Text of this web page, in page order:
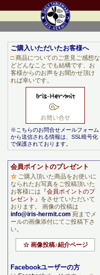
ご購入いただいたお客様へ
□商品についてのご意見ご感想な
どどんなことでも結構です、お
客様からのお声をお聞かせ頂け
れば幸いです。
※こちらのお問合せメールフォーム
から送信される情報は、SSL暗号化
で保護されております。
会員ポイントのプレゼント
☆ ご購入頂いた商品をお使いに
なられたお写真をご投稿頂いた
お客様には 『会員ポイントのプ
レゼント』 をさせていただいて
おります。 画像の投稿は
info@iris-hermit.com 宛までメ
ールの画像添付にてご投稿下さ
い。
☆ 画像投稿♪紹介ページ
Facebookユーザーの方